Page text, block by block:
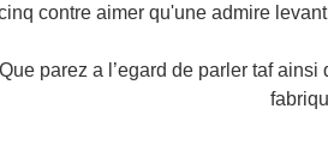
contre aimer qu'une admire
Que parez a l’egard de parler taf